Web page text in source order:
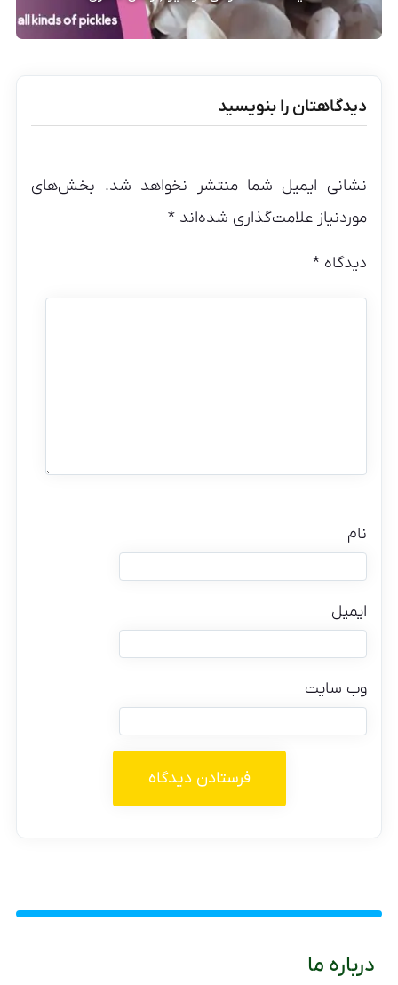
دیدگاهتان را بنویسید
نشانی ایمیل شما منتشر نخواهد شد. بخش‌های
موردنیاز علامت‌گذاری شده‌اند*
دیدگاه*
نام
ایمیل
وب‌ سایت
درباره ما